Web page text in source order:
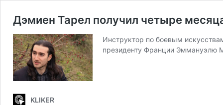
Дэмиен Тарел получил четыре
Инструктор по боевым
президенту Франции Эммануэлю
KLIKER